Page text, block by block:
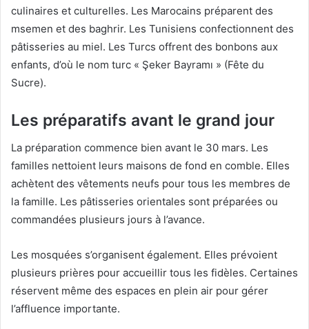
culinaires et culturelles. Les Marocains préparent des
msemen et des baghrir. Les Tunisiens confectionnent des
pâtisseries au miel. Les Turcs offrent des bonbons aux
enfants, d’où le nom turc « Şeker Bayramı » (Fête du
Sucre).
Les préparatifs avant le grand jour
La préparation commence bien avant le 30 mars. Les
familles nettoient leurs maisons de fond en comble. Elles
achètent des vêtements neufs pour tous les membres de
la famille. Les pâtisseries orientales sont préparées ou
commandées plusieurs jours à l’avance.
Les mosquées s’organisent également. Elles prévoient
plusieurs prières pour accueillir tous les fidèles. Certaines
réservent même des espaces en plein air pour gérer
l’affluence importante.